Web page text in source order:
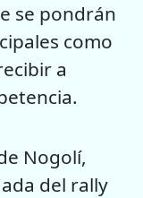
se pondrán
como
a
Nogolí,
del rally